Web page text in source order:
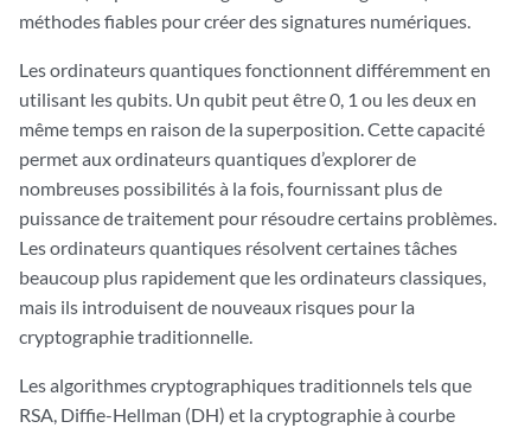
méthodes fiables pour créer des signatures numériques.
Les ordinateurs quantiques fonctionnent différemment en
utilisant les qubits. Un qubit peut être 0, 1 ou les deux en
même temps en raison de la superposition. Cette capacité
permet aux ordinateurs quantiques d’explorer de
nombreuses possibilités à la fois, fournissant plus de
puissance de traitement pour résoudre certains problèmes.
Les ordinateurs quantiques résolvent certaines tâches
beaucoup plus rapidement que les ordinateurs classiques,
mais ils introduisent de nouveaux risques pour la
cryptographie traditionnelle.
Les algorithmes cryptographiques traditionnels tels que
RSA, Diffie-Hellman (DH) et la cryptographie à courbe